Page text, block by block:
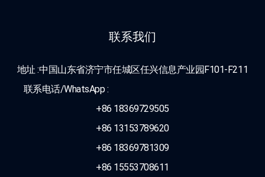
联系我们
地址 :中国山东省济宁市任城区任兴信息产业园F101-F211
联系电话/WhatsApp :
+86 18369729505
+86 13153789620
+86 18369781309
+86 15553708611